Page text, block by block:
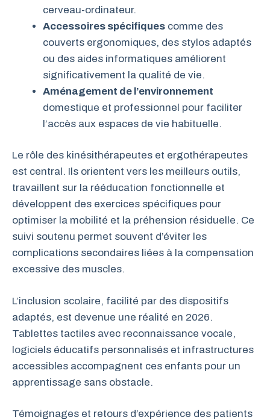
cerveau-ordinateur.
Accessoires spécifiques comme des
couverts ergonomiques, des stylos adaptés
ou des aides informatiques améliorent
significativement la qualité de vie.
Aménagement de l’environnement
domestique et professionnel pour faciliter
l’accès aux espaces de vie habituelle.
Le rôle des kinésithérapeutes et ergothérapeutes
est central. Ils orientent vers les meilleurs outils,
travaillent sur la rééducation fonctionnelle et
développent des exercices spécifiques pour
optimiser la mobilité et la préhension résiduelle. Ce
suivi soutenu permet souvent d’éviter les
complications secondaires liées à la compensation
excessive des muscles.
L’inclusion scolaire, facilité par des dispositifs
adaptés, est devenue une réalité en 2026.
Tablettes tactiles avec reconnaissance vocale,
logiciels éducatifs personnalisés et infrastructures
accessibles accompagnent ces enfants pour un
apprentissage sans obstacle.
Témoignages et retours d’expérience des patients